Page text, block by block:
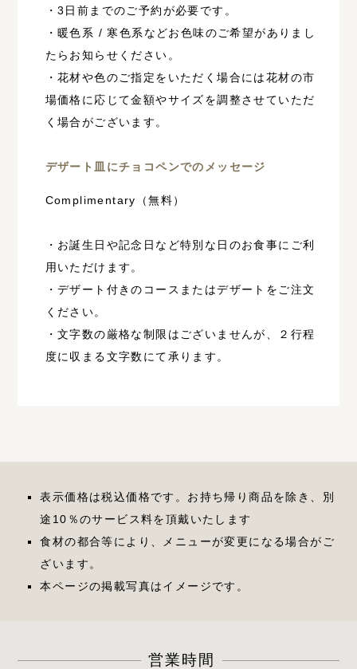
・3日前までのご予約が必要です。
・暖色系 / 寒色系などお色味のご希望がありまし
たらお知らせください。
・花材や色のご指定をいただく場合には花材の市
場価格に応じて金額やサイズを調整させていただ
く場合がございます。
デザート皿にチョコペンでのメッセージ
Complimentary（無料）
・お誕生日や記念日など特別な日のお食事にご利
用いただけます。
・デザート付きのコースまたはデザートをご注文
ください。
・文字数の厳格な制限はございませんが、２行程
度に収まる文字数にて承ります。
表示価格は税込価格です。お持ち帰り商品を除き、別
途10％のサービス料を頂戴いたします
食材の都合等により、メニューが変更になる場合がご
ざいます。
本ページの掲載写真はイメージです。
営業時間